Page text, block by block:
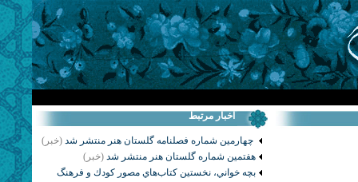
اخبار مرتبط
چهارمين شماره فصلنامه گلستان هنر منتشر شد (خبر)
هفتمين شماره گلستان هنر منتشر شد (خبر)
بچه خواني، نخستين كتاب‌هاي مصور كودك و فرهنگ